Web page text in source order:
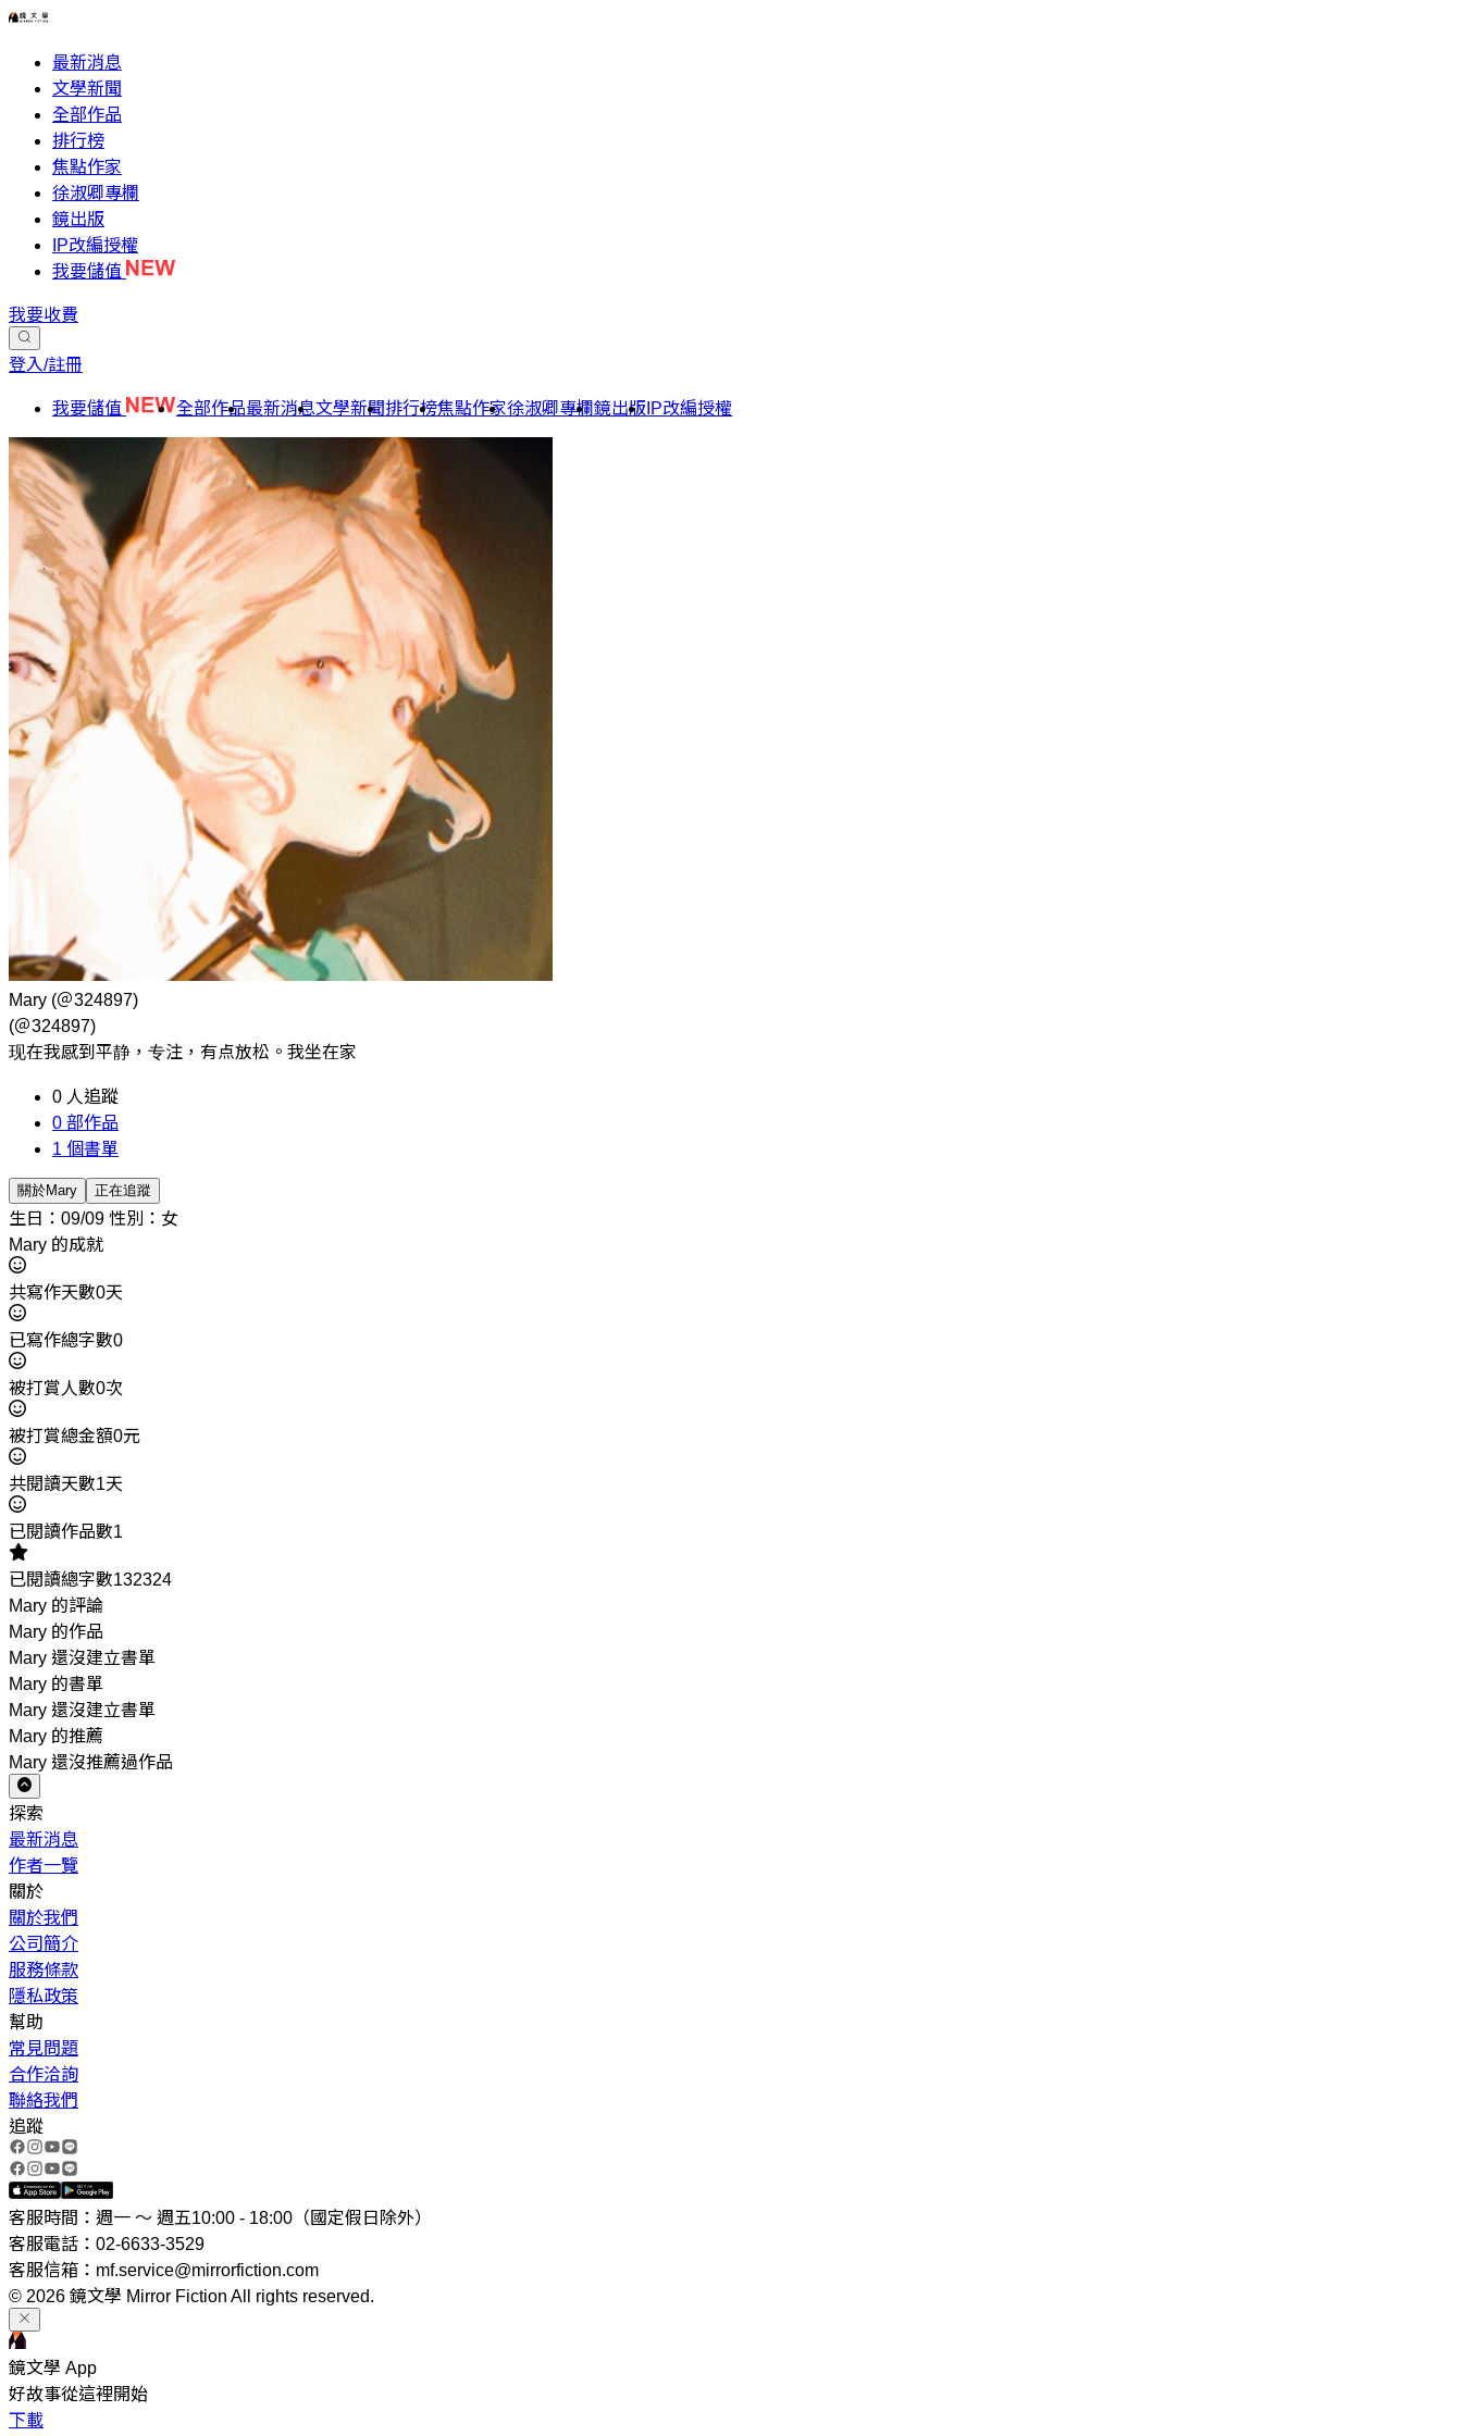
最新消息
文學新聞
全部作品
排行榜
焦點作家
徐淑卿專欄
鏡出版
IP改編授權
我要儲值
我要收費
登入/註冊
我要儲值 全部作品最新消息文學新聞排行榜焦點作家徐淑卿專欄鏡出版 IP改編授權
Mary (＠324897)
(＠324897)
现在我感到平静，专注，有点放松。我坐在家
0 人追蹤
0 部作品
1 個書單
關於Mary 正在追蹤
生日：09/09 性別：女
Mary 的成就
共寫作天數0天
已寫作總字數0
被打賞人數0次
被打賞總金額0元
共閱讀天數1天
已閱讀作品數1
已閱讀總字數132324
Mary 的評論
Mary 的作品
Mary 還沒建立書單
Mary 的書單
Mary 還沒建立書單
Mary 的推薦
Mary 還沒推薦過作品
探索
最新消息
作者一覽
關於
關於我們
公司簡介
服務條款
隱私政策
幫助
常見問題
合作洽詢
聯絡我們
追蹤
客服時間：週一 ～ 週五10:00 - 18:00（國定假日除外）
客服電話：02-6633-3529
客服信箱：mf.service@mirrorfiction.com
© 2026 鏡文學 Mirror Fiction All rights reserved.
鏡文學 App
好故事從這裡開始
下載